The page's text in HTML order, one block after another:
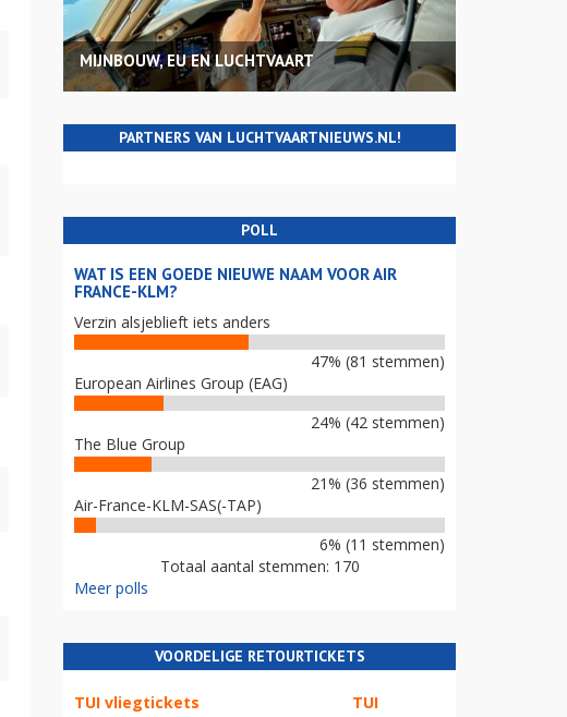
MIJNBOUW, EU EN LUCHTVAART
PARTNERS VAN LUCHTVAARTNIEUWS.NL!
POLL
WAT IS EEN GOEDE NIEUWE NAAM VOOR AIR
FRANCE-KLM?
Verzin alsjeblieft iets anders
47% (81 stemmen)
European Airlines Group (EAG)
24% (42 stemmen)
The Blue Group
21% (36 stemmen)
Air-France-KLM-SAS(-TAP)
6% (11 stemmen)
Totaal aantal stemmen: 170
Meer polls
VOORDELIGE RETOURTICKETS
TUI vliegtickets TUI